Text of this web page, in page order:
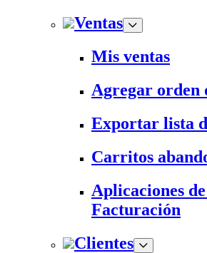
Ventas
Mis ventas
Agregar orden
Exportar lista
Carritos
Aplicaciones
Facturación
Clientes